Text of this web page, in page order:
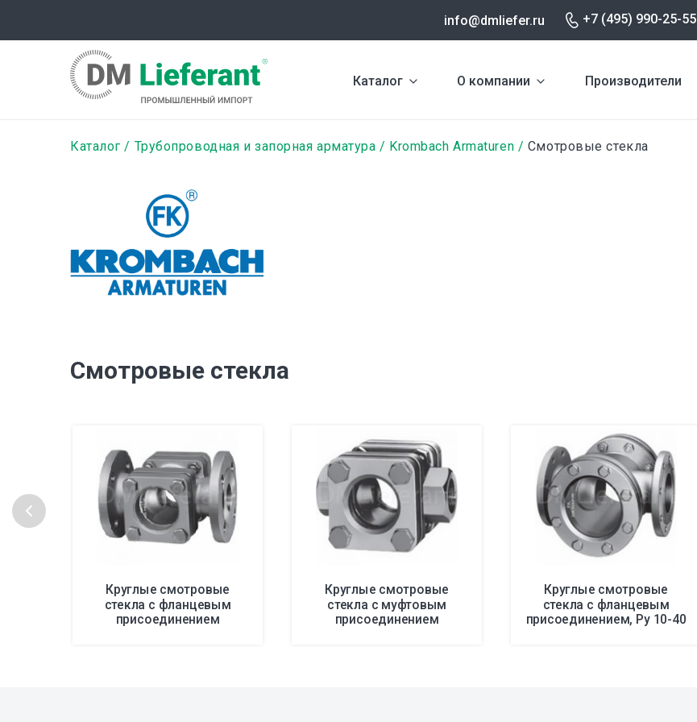
содержанию
info@dmliefer.ru +7 (495) 990-25-55
Каталог О компании Производители
Строка
навигации
Каталог Трубопроводная и запорная арматура Krombach Armaturen Смотровые стекла
Смотровые стекла
Круглые смотровые
стекла с фланцевым
присоединением
Круглые смотровые
стекла с муфтовым
присоединением
Круглые смотровые
стекла с фланцевым
присоединением, Ру 10-40